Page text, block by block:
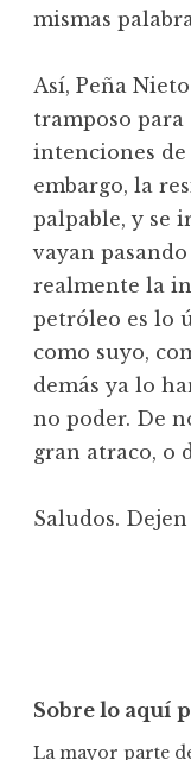
mismas
Así, Peña
tramposo para
intenciones
embargo, la
palpable, y se
vayan
realmente la
petróleo es lo
como suyo,
demás ya lo
no poder. De
gran atraco, o
Saludos.
Sobre lo aquí
La mayor parte